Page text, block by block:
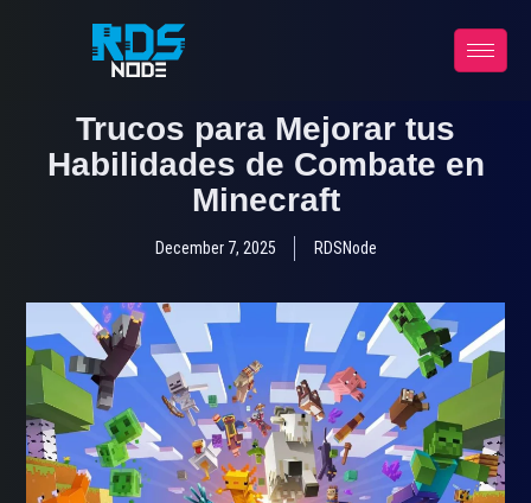
Trucos para Mejorar tus
Habilidades de Combate en
Minecraft
December 7, 2025 RDSNode